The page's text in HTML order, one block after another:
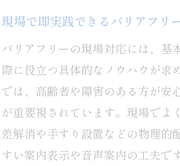
現場で即実践できるバリアフリ
バリアフリーの現場対応には、基
際に役立つ具体的なノウハウが求
では、高齢者や障害のある方が安
が重要視されています。現場でよ
差解消や手すり設置などの物理的
すい案内表示や音声案内の工夫です